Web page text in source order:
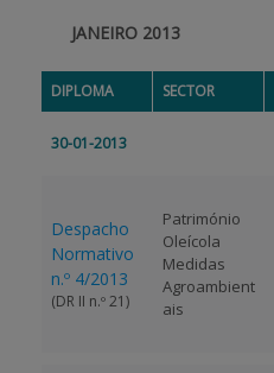
ESTATÍSTICAS
PAGAMENTOS
APOIO AO BENEFICIÁRIO
Entrar / Registar
JANEIRO 2013
DIPLOMA SECTOR
30-01-2013
Despacho
Normativo
n.º 4/2013
(DR II n.º 21)
Património
Oleícola
Medidas
Agroambient
ais